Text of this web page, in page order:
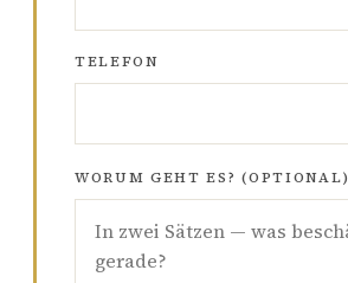
TELEFON
WORUM GEHT ES? (OPTIONAL)